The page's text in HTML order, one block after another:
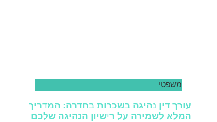
משפטי
עורך דין נהיגה בשכרות בחדרה: המדריך
המלא לשמירה על רישיון הנהיגה שלכם